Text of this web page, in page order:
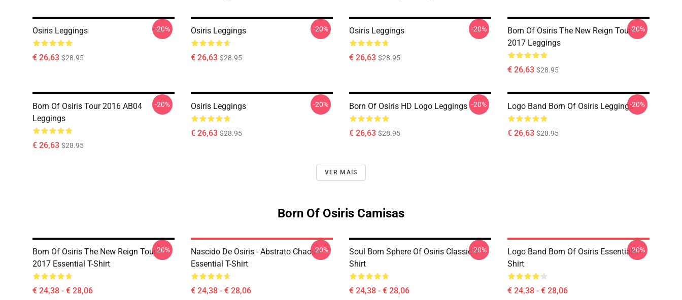
Osiris Leggings
€ 26,63 $28.95
-20% Osiris Leggings
€ 26,63 $28.95
-20% Osiris Leggings
€ 26,63 $28.95
-20%
Born Of Osiris The New Reign Tour
2017 Leggings
€ 26,63 $28.95
-20%
Born Of Osiris Tour 2016 AB04
Leggings
€ 26,63 $28.95
-20% Osiris Leggings
€ 26,63 $28.95
-20% Born Of Osiris HD Logo Leggings
€ 26,63 $28.95
-20% Logo Band Born Of Osiris Leggings
€ 26,63 $28.95
-20%
VER MAIS
Born Of Osiris Camisas
Born Of Osiris The New Reign Tour
2017 Essential T-Shirt
€ 24,38 - € 28,06
-20%
Nascido De Osiris - Abstrato Chaos
Essential T-Shirt
€ 24,38 - € 28,06
-20%
Soul Born Sphere Of Osiris Classic T-
Shirt
€ 24,38 - € 28,06
-20%
Logo Band Born Of Osiris Essential T-
Shirt
€ 24,38 - € 28,06
-20%